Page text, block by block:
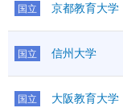
国立 京都教育大学
国立 信州大学
国立 大阪教育大学